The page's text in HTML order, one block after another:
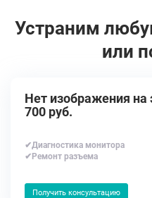
Устраним
или
Нет изображения на
700 руб.
✔Диагностика монитора
✔Ремонт разъема
Получить консультацию